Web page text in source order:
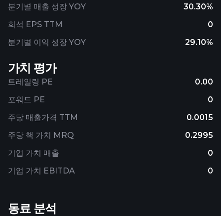
분기별 매출 성장 YOY
30.30%
희석 EPS TTM
0
분기별 이익 성장 YOY
29.10%
가치 평가
트레일링 PE
0.00
포워드 PE
0
주당 매출가격 TTM
0.0015
주당 책 가치 MRQ
0.2995
기업 가치 매출
0
기업 가치 EBITDA
0
동료 분석